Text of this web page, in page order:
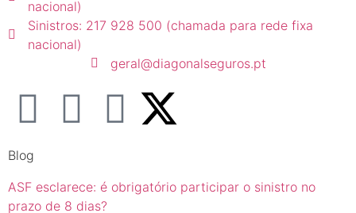
nacional)
Sinistros: 217 928 500 (chamada para rede fixa
nacional)
geral@diagonalseguros.pt
Blog
ASF esclarece: é obrigatório participar o sinistro no
prazo de 8 dias?